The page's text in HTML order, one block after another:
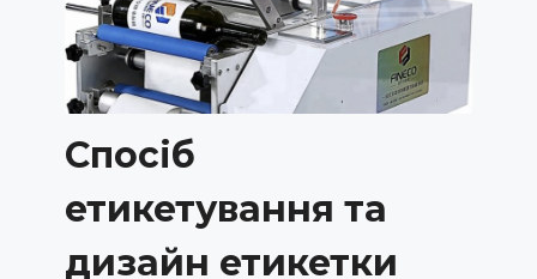
Спосіб
етикетування та
дизайн етикетки